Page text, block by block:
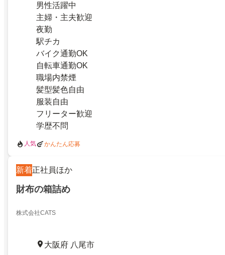
男性活躍中
主婦・主夫歓迎
夜勤
駅チカ
バイク通勤OK
自転車通勤OK
職場内禁煙
髪型髪色自由
服装自由
フリーター歓迎
学歴不問
人気 かんたん応募
新着正社員ほか
財布の箱詰め
株式会社CATS
大阪府 八尾市